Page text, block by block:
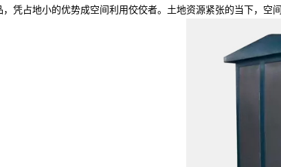
，凭占地小的优势成空间利用佼佼者。土地资源紧张的当下，空